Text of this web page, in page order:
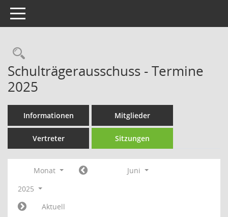
Toggle navigation
Rechercheauswahl
Schulträgerausschuss - Termine
2025
Informationen Mitglieder
Vertreter Sitzungen
Monat
Juni
2025
Aktuell